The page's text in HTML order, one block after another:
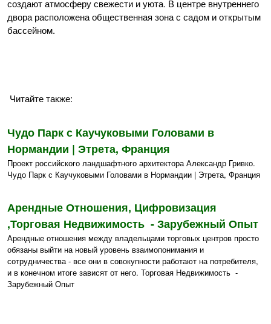
создают атмосферу свежести и уюта. В центре внутреннего
двора расположена общественная зона с садом и открытым
бассейном.
Читайте также:
Чудо Парк с Каучуковыми Головами в
Нормандии | Этрета, Франция
Проект российского ландшафтного архитектора Александр Гривко.
Чудо Парк с Каучуковыми Головами в Нормандии | Этрета, Франция
Арендные Отношения, Цифровизация
,Торговая Недвижимость - Зарубежный Опыт
Арендные отношения между владельцами торговых центров просто
обязаны выйти на новый уровень взаимопонимания и
сотрудничества - все они в совокупности работают на потребителя,
и в конечном итоге зависят от него. Торговая Недвижимость -
Зарубежный Опыт